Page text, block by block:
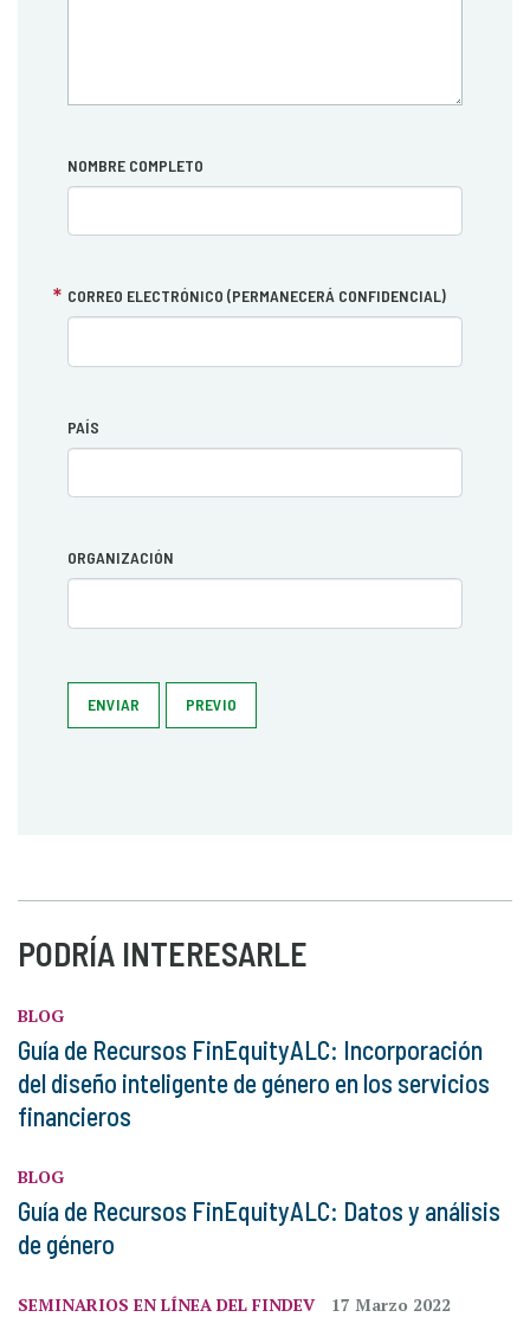
NOMBRE COMPLETO
CORREO ELECTRÓNICO (PERMANECERÁ CONFIDENCIAL)
PAÍS
ORGANIZACIÓN
ENVIAR PREVIO
PODRÍA INTERESARLE
BLOG
Guía de Recursos FinEquityALC: Incorporación
del diseño inteligente de género en los servicios
financieros
BLOG
Guía de Recursos FinEquityALC: Datos y análisis
de género
SEMINARIOS EN LÍNEA DEL FINDEV 17 Marzo 2022